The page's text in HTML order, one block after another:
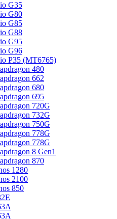
G35
G80
G85
G88
G95
G96
P35 (MT6765)
480
662
680
695
720G
732G
750G
778G
778G
8 Gen1
870
1280
2100
850